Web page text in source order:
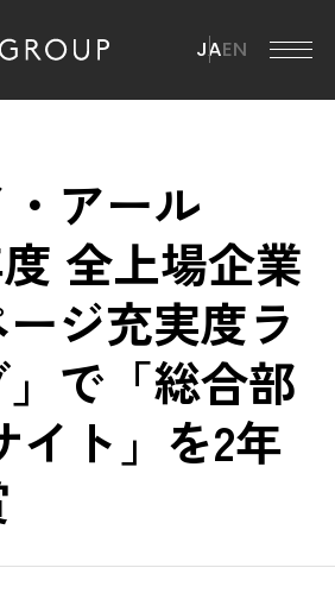
JAEN
マテリアリティ
アール
度 全上場企業
ジ充実度ラ
で「総合部
イト」を2年